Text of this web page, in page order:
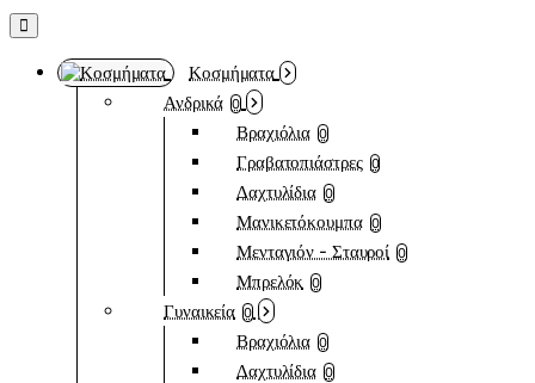
Κοσμήματα
Ανδρικά 0
Βραχιόλια 0
Γραβατοπιάστρες 0
Δαχτυλίδια 0
Μανικετόκουμπα 0
Μενταγιόν - Σταυροί 0
Μπρελόκ 0
Γυναικεία 0
Βραχιόλια 0
Δαχτυλίδια 0